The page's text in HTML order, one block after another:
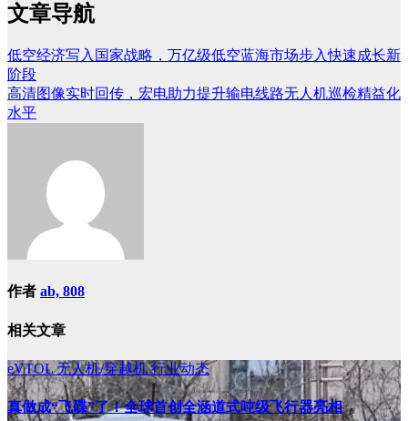
文章导航
低空经济写入国家战略，万亿级低空蓝海市场步入快速成长新
阶段
高清图像实时回传，宏电助力提升输电线路无人机巡检精益化
水平
作者 ab, 808
相关文章
eVTOL无人机/穿越机行业动态
真做成“飞碟”了！全球首创全涵道式吨级飞行器亮相